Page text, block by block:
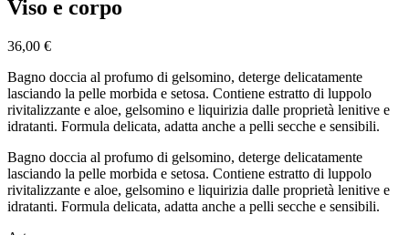
Viso e corpo
36,00 €
Bagno doccia al profumo di gelsomino, deterge delicatamente
lasciando la pelle morbida e setosa. Contiene estratto di luppolo
rivitalizzante e aloe, gelsomino e liquirizia dalle proprietà lenitive e
idratanti. Formula delicata, adatta anche a pelli secche e sensibili.
Bagno doccia al profumo di gelsomino, deterge delicatamente
lasciando la pelle morbida e setosa. Contiene estratto di luppolo
rivitalizzante e aloe, gelsomino e liquirizia dalle proprietà lenitive e
idratanti. Formula delicata, adatta anche a pelli secche e sensibili.